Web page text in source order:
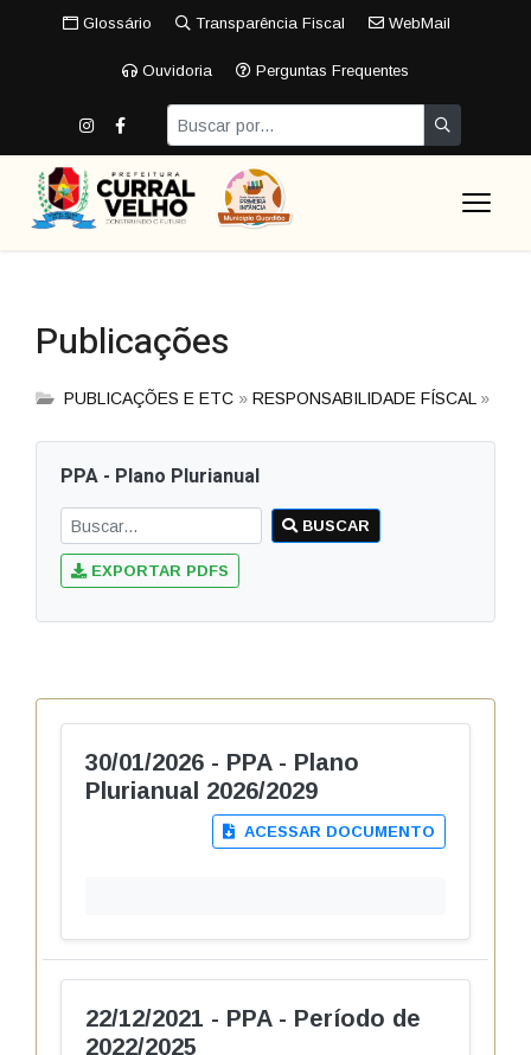
Glossário Transparência Fiscal WebMail
Ouvidoria Perguntas Frequentes
Publicações
PUBLICAÇÕES E ETC » RESPONSABILIDADE FÍSCAL »
PPA - Plano Plurianual
BUSCAR
EXPORTAR PDFS
30/01/2026 - PPA - Plano
Plurianual 2026/2029
ACESSAR DOCUMENTO
22/12/2021 - PPA - Período de
2022/2025